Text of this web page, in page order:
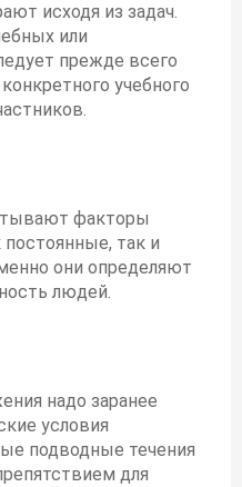
исходя из задач.
или
прежде всего
учебного
факторы
так и
они определяют
людей.
надо заранее
условия
подводные течения
для